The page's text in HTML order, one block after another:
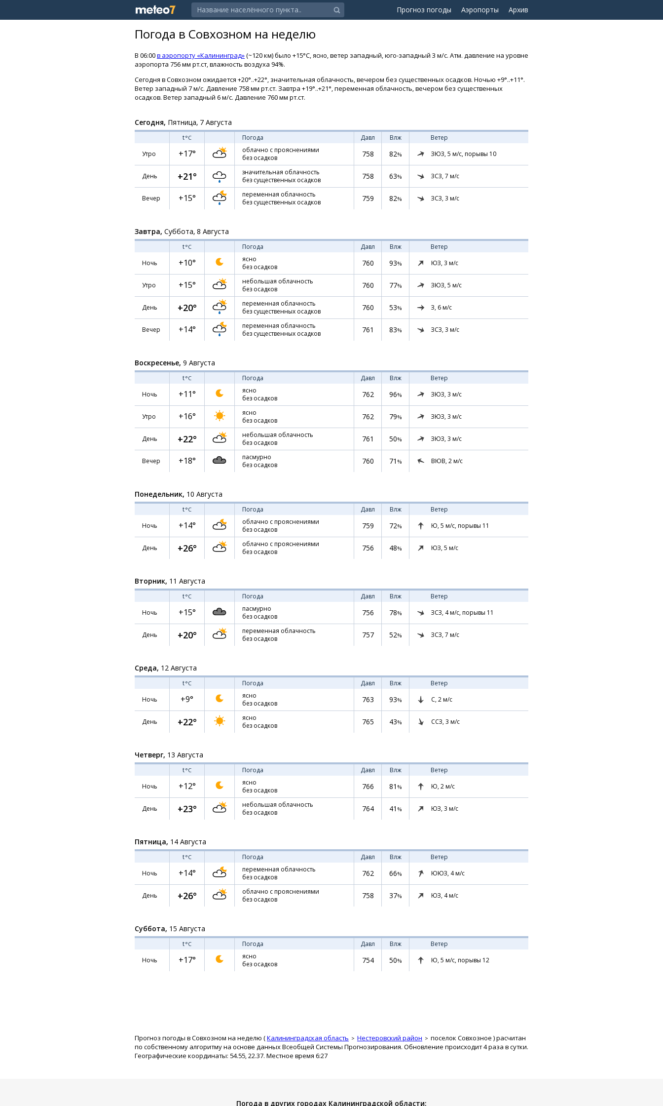
Прогноз погоды Аэропорты Архив
Погода в Совхозном на неделю
В 06:00в аэропорту «Калининград»(~120 км) было +15°C, ясно, ветер западный, юго-западный 3 м/с. Атм. давление на уровне
аэропорта 756 мм рт.ст, влажность воздуха 94%.
Сегодня в Совхозном ожидается +20°..+22°, значительная облачность, вечером без существенных осадков. Ночью +9°..+11°.
Ветер западный 7 м/с. Давление 758 мм рт.ст. Завтра +19°..+21°, переменная облачность, вечером без существенных
осадков. Ветер западный 6 м/с. Давление 760 мм рт.ст.
Сегодня, Пятница, 7 Августа
t°C Погода Давл Влж
Ветер
Утро
+17°
облачно с прояснениями
без осадков
758 82% ЗЮЗ, 5 м/с, порывы 10
День +21°
значительная облачность
без существенных осадков
758 63% ЗСЗ, 7 м/с
Вечер +15°
переменная облачность
без существенных осадков
759 82% ЗСЗ, 3 м/с
Завтра, Суббота, 8 Августа
t°C Погода Давл Влж
Ветер
Ночь
+10°
ясно
без осадков
760 93% ЮЗ, 3 м/с
Утро +15°
небольшая облачность
без осадков
760 77% ЗЮЗ, 5 м/с
День +20°
переменная облачность
без существенных осадков
760 53% З, 6м/с
Вечер +14°
переменная облачность
без существенных осадков
761 83% ЗСЗ, 3 м/с
Воскресенье, 9 Августа
t°C Погода Давл Влж
Ветер
Ночь
+11°
ясно
без осадков
762 96% ЗЮЗ, 3 м/с
Утро +16°
ясно
без осадков
762 79% ЗЮЗ, 3 м/с
День +22°
небольшая облачность
без осадков
761 50% ЗЮЗ, 3 м/с
Вечер +18°
пасмурно
без осадков
760 71 % ВЮВ, 2м/с
Понедельник, 10 Августа
t°C Погода Давл Влж
Ветер
Ночь
+14°
облачно с прояснениями
без осадков
759 72% Ю, 5 м/с, порывы 11
День +26°
облачно с прояснениями
без осадков
756 48% ЮЗ, 5 м/с
Вторник, 11 Августа
t°C Погода Давл Влж
Ветер
Ночь
+15°
пасмурно
без осадков
756 78% ЗСЗ, 4м/с, порывы 11
День +20°
переменная облачность
без осадков
757 52% ЗСЗ, 7 м/с
Среда, 12 Августа
t°C Погода Давл Влж
Ветер
Ночь
+9°
ясно
без осадков
763 93% С, 2м/с
День +22°
ясно
без осадков
765 43% ССЗ, 3 м/с
Четверг, 13 Августа
t°C Погода Давл Влж
Ветер
Ночь
+12°
ясно
без осадков
766 81 % Ю, 2м/с
День +23°
небольшая облачность
без осадков
764 41 % ЮЗ, 3 м/с
Пятница, 14 Августа
t°C Погода Давл Влж
Ветер
Ночь
+14°
переменная облачность
без осадков
762 66% ЮЮЗ, 4м/с
День +26°
облачно с прояснениями
без осадков
758 37% ЮЗ, 4м/с
Суббота, 15 Августа
t°C Погода Давл Влж
Ветер
Ночь
+17°
ясно
без осадков
754 50% Ю, 5 м/с, порывы 12
Прогноз погоды в Совхозном на неделю (Калининградская область Нестеровский район поселок Совхозное ) расчитан
по собственному алгоритму на основе данных Всеобщей Системы Прогнозирования. Обновление происходит 4 раза в сутки.
Географические координаты: 54.55, 22.37. Местное время 6:27
Погода в других городах Калининградской области: